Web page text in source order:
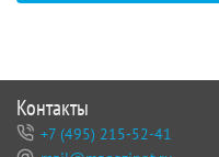
Контакты
+7 (495) 215-52-41